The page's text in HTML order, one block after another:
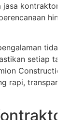
kontraktor
tidak
setiap
Construction
rapi,